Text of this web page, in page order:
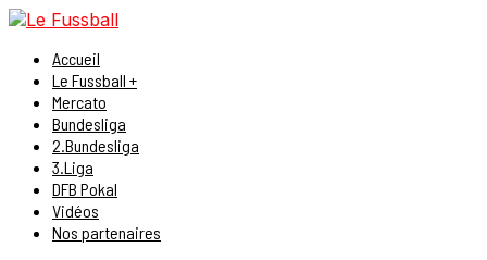
Accueil
Le Fussball +
Mercato
Bundesliga
2.Bundesliga
3.Liga
DFB Pokal
Vidéos
Nos partenaires